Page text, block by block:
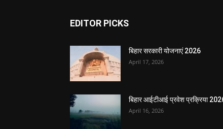
EDITOR PICKS
बिहार सरकारी योजनाएं 2026
April 17, 2026
बिहार आईटीआई प्रवेश प्रक्रिया
April 16, 2026